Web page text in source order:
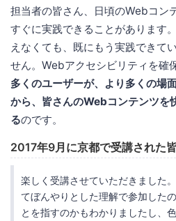
担当者の皆さん、日頃のWebコン
すぐに実践できることがあります
えなくても、既にもう実践できて
せん。Webアクセシビリティを確
多くのユーザーが、より多くの場
から、皆さんのWebコンテンツを
るのです。
2017年9月に京都で受講された
楽しく受講させていただきました
てぼんやりとした理解で参加した
とを指すのかもわかりましたし、